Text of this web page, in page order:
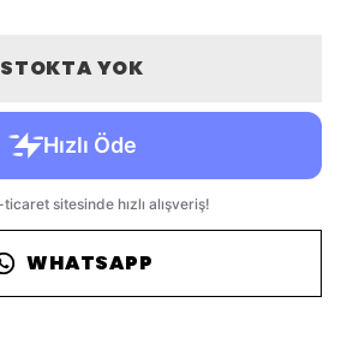
STOKTA YOK
WHATSAPP